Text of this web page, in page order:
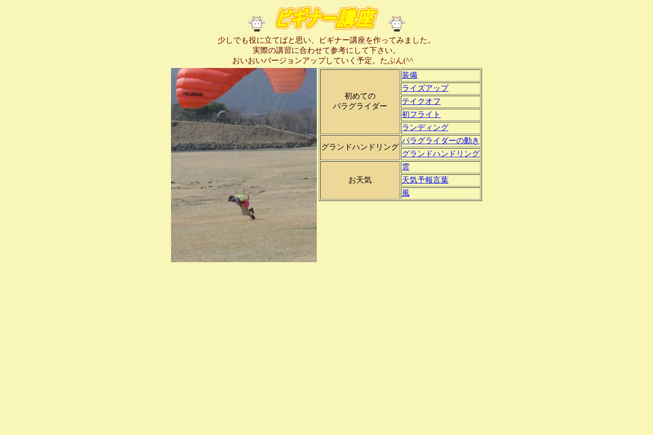
少しでも役に立てばと思い、ビギナー講座を作ってみました。
実際の講習に合わせて参考にして下さい。
おいおいバージョンアップしていく予定。たぶん(^^ゞ
初めての
パラグライダー
装備
ライズアップ
テイクオフ
初フライト
ランディング
グランドハンドリング
パラグライダーの動き
グランドハンドリング
お天気
雲
天気予報言葉
風